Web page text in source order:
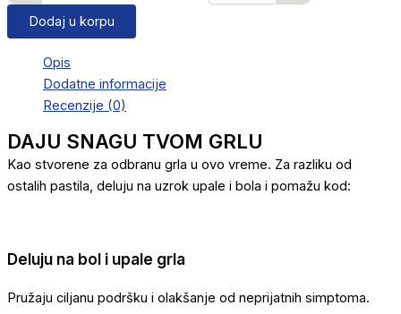
Dodaj u korpu
Opis
Dodatne informacije
Recenzije (0)
DAJU SNAGU TVOM GRLU
Kao stvorene za odbranu grla u ovo vreme. Za razliku od
ostalih pastila, deluju na uzrok upale i bola i pomažu kod:
Deluju na bol i upale grla
Pružaju ciljanu podršku i olakšanje od neprijatnih simptoma.